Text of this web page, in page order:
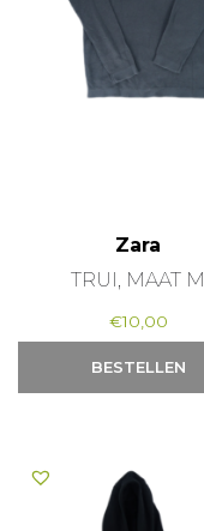
Zara
TRUI, MAAT M
€10,00
BESTELLEN